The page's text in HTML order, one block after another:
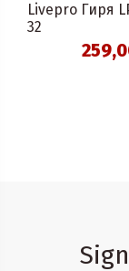
Livepro Гиря
32